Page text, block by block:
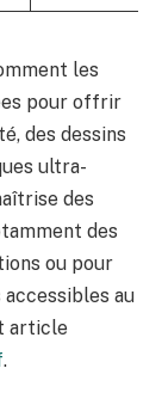
les
pour offrir
des dessins
ultra-
des
des
ou pour
au
article
.